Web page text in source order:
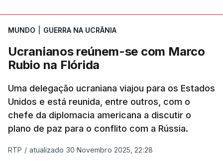
MUNDO GUERRA NA UCRÂNIA
Ucranianos reúnem-se com Marco
Rubio na Flórida
Uma delegação ucraniana viajou para os Estados
Unidos e está reunida, entre outros, com o
chefe da diplomacia americana a discutir o
plano de paz para o conflito com a Rússia.
RTP / atualizado 30 Novembro 2025, 22:28